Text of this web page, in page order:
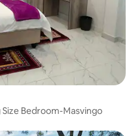
Bedroom-Masvingo